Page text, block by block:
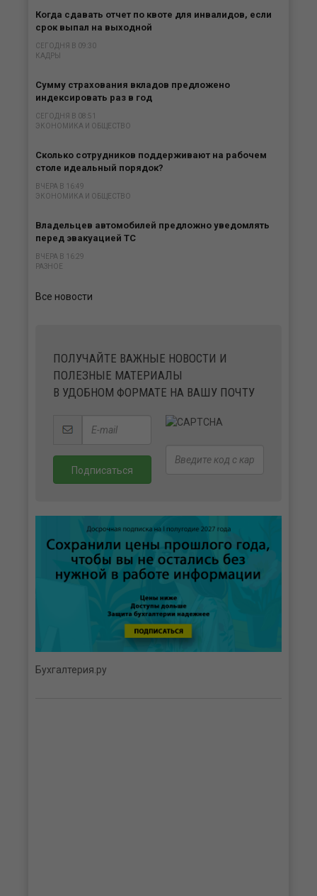
Когда сдавать отчет по квоте для инвалидов, если
срок выпал на выходной
СЕГОДНЯ В 09:30
КАДРЫ
Сумму страхования вкладов предложено
индексировать раз в год
СЕГОДНЯ В 08:51
ЭКОНОМИКА И ОБЩЕСТВО
Сколько сотрудников поддерживают на рабочем
столе идеальный порядок?
ВЧЕРА В 16:49
ЭКОНОМИКА И ОБЩЕСТВО
Владельцев автомобилей предложно уведомлять
перед эвакуацией ТС
ВЧЕРА В 16:29
РАЗНОЕ
Все новости
ПОЛУЧАЙТЕ ВАЖНЫЕ НОВОСТИ И
ПОЛЕЗНЫЕ МАТЕРИАЛЫ
В УДОБНОМ ФОРМАТЕ НА ВАШУ ПОЧТУ
Бухгалтерия.ру